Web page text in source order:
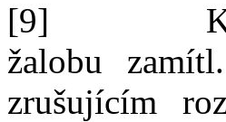
[9]
žalobu
zrušujícím